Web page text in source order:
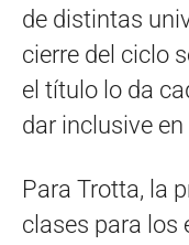
de distintas
cierre del ciclo
el título lo da
dar inclusive
Para Trotta, la
clases para los